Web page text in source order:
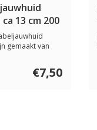
13 cm 200
gemaakt van
€7,50